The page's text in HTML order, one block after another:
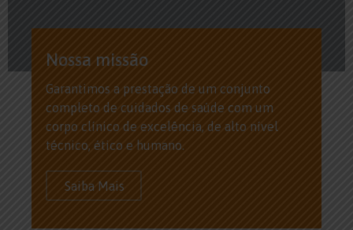
Nossa missão
Garantimos a prestação de um conjunto
completo de cuidados de saúde com um
corpo clínico de excelência, de alto nível
técnico, ético e humano.
Saiba Mais